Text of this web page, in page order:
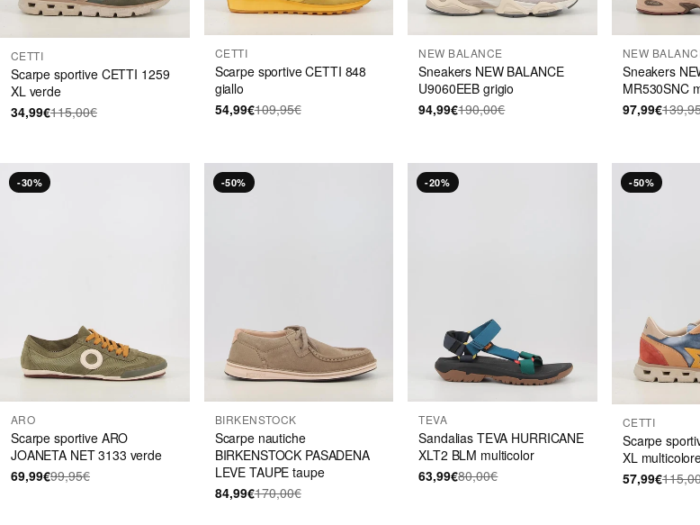
CETTI
Scarpe sportive CETTI 1259
XL verde
34,99€115,00€
CETTI
Scarpe sportive CETTI 848
giallo
54,99€109,95€
NEW BALANCE
Sneakers NEW BALANCE
U9060EEB grigio
94,99€190,00€
NEW
Sneakers
MR530SNC
97,99€
-30%
ARO
Scarpe sportive ARO
JOANETA NET 3133 verde
69,99€99,95€
-50%
BIRKENSTOCK
Scarpe nautiche
BIRKENSTOCK PASADENA
LEVE TAUPE taupe
84,99€170,00€
-20%
TEVA
Sandalias TEVA HURRICANE
XLT2 BLM multicolor
63,99€80,00€
-50%
CETTI
Scarpe
XL
57,99€